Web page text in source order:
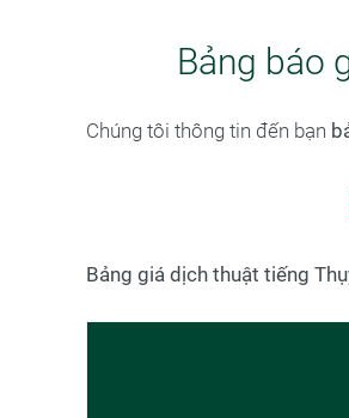
Bảng báo
Chúng tôi thông tin đến bạn
Bảng giá dịch thuật tiếng